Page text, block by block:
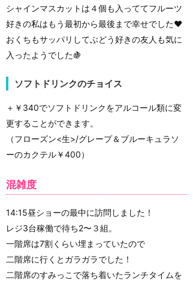
シャインマスカットは４個も入っててフルーツ
好きの私はもう最初から最後まで幸せでした♥️
おくちもサッパリしてぶどう好きの友人も気に
入ったようでした🍇
ソフトドリンクのチョイス
＋￥340でソフトドリンクをアルコール類に変
更することができます。
（フローズン<生>/グレープ＆ブルーキュラソ
ーのカクテル￥400）
混雑度
14:15昼ショーの最中に訪問しました！
レジ3台稼働で待ち2〜３組。
一階席は7割くらい埋まっていたので
二階席に行くとガラガラでした！
二階席のすみっこで落ち着いたランチタイムを